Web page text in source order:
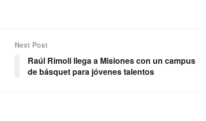
Next Post
Raúl Rimoli llega a Misiones con un campus
de básquet para jóvenes talentos